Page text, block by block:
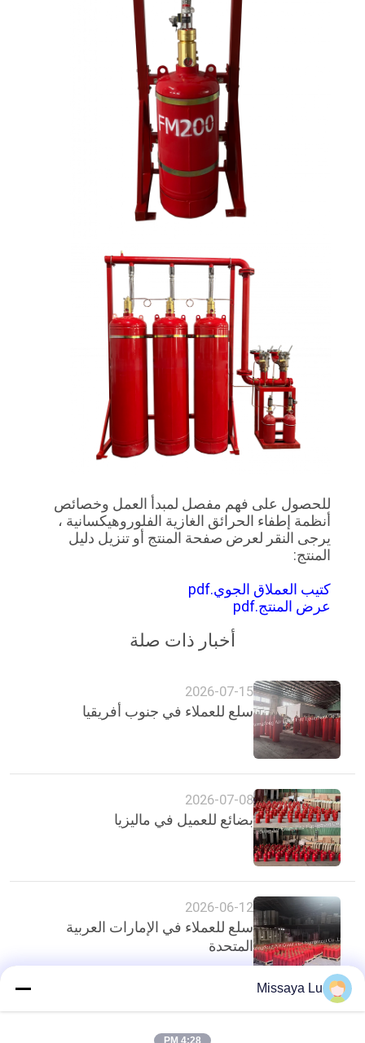
للحصول على فهم مفصل لمبدأ العمل وخصائص
أنظمة إطفاء الحرائق الغازية الفلوروهيكسانية ،
يرجى النقر لعرض صفحة المنتج أو تنزيل دليل
المنتج:
كتيب العملاق الجوي.pdf
عرض المنتج.pdf
أخبار ذات صلة
2026-07-15
سلع للعملاء في جنوب أفريقيا
2026-07-08
بضائع للعميل في ماليزيا
2026-06-12
سلع للعملاء في الإمارات العربية
المتحدة
أعلى
Missaya Lu
4:28 PM